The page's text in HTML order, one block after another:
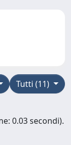
Tutti (11)
0.03 secondi).